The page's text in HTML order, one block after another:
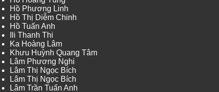
Hồ Phương Linh
Hồ Thị Diễm Chinh
Hồ Tuấn Anh
Ili Thanh Thi
Ka Hoàng Lâm
Khưu Huỳnh Quang Tâm
Lâm Phương Nghi
Lâm Thị Ngọc Bích
Lâm Thị Ngọc Bích
Lâm Trần Tuấn Anh